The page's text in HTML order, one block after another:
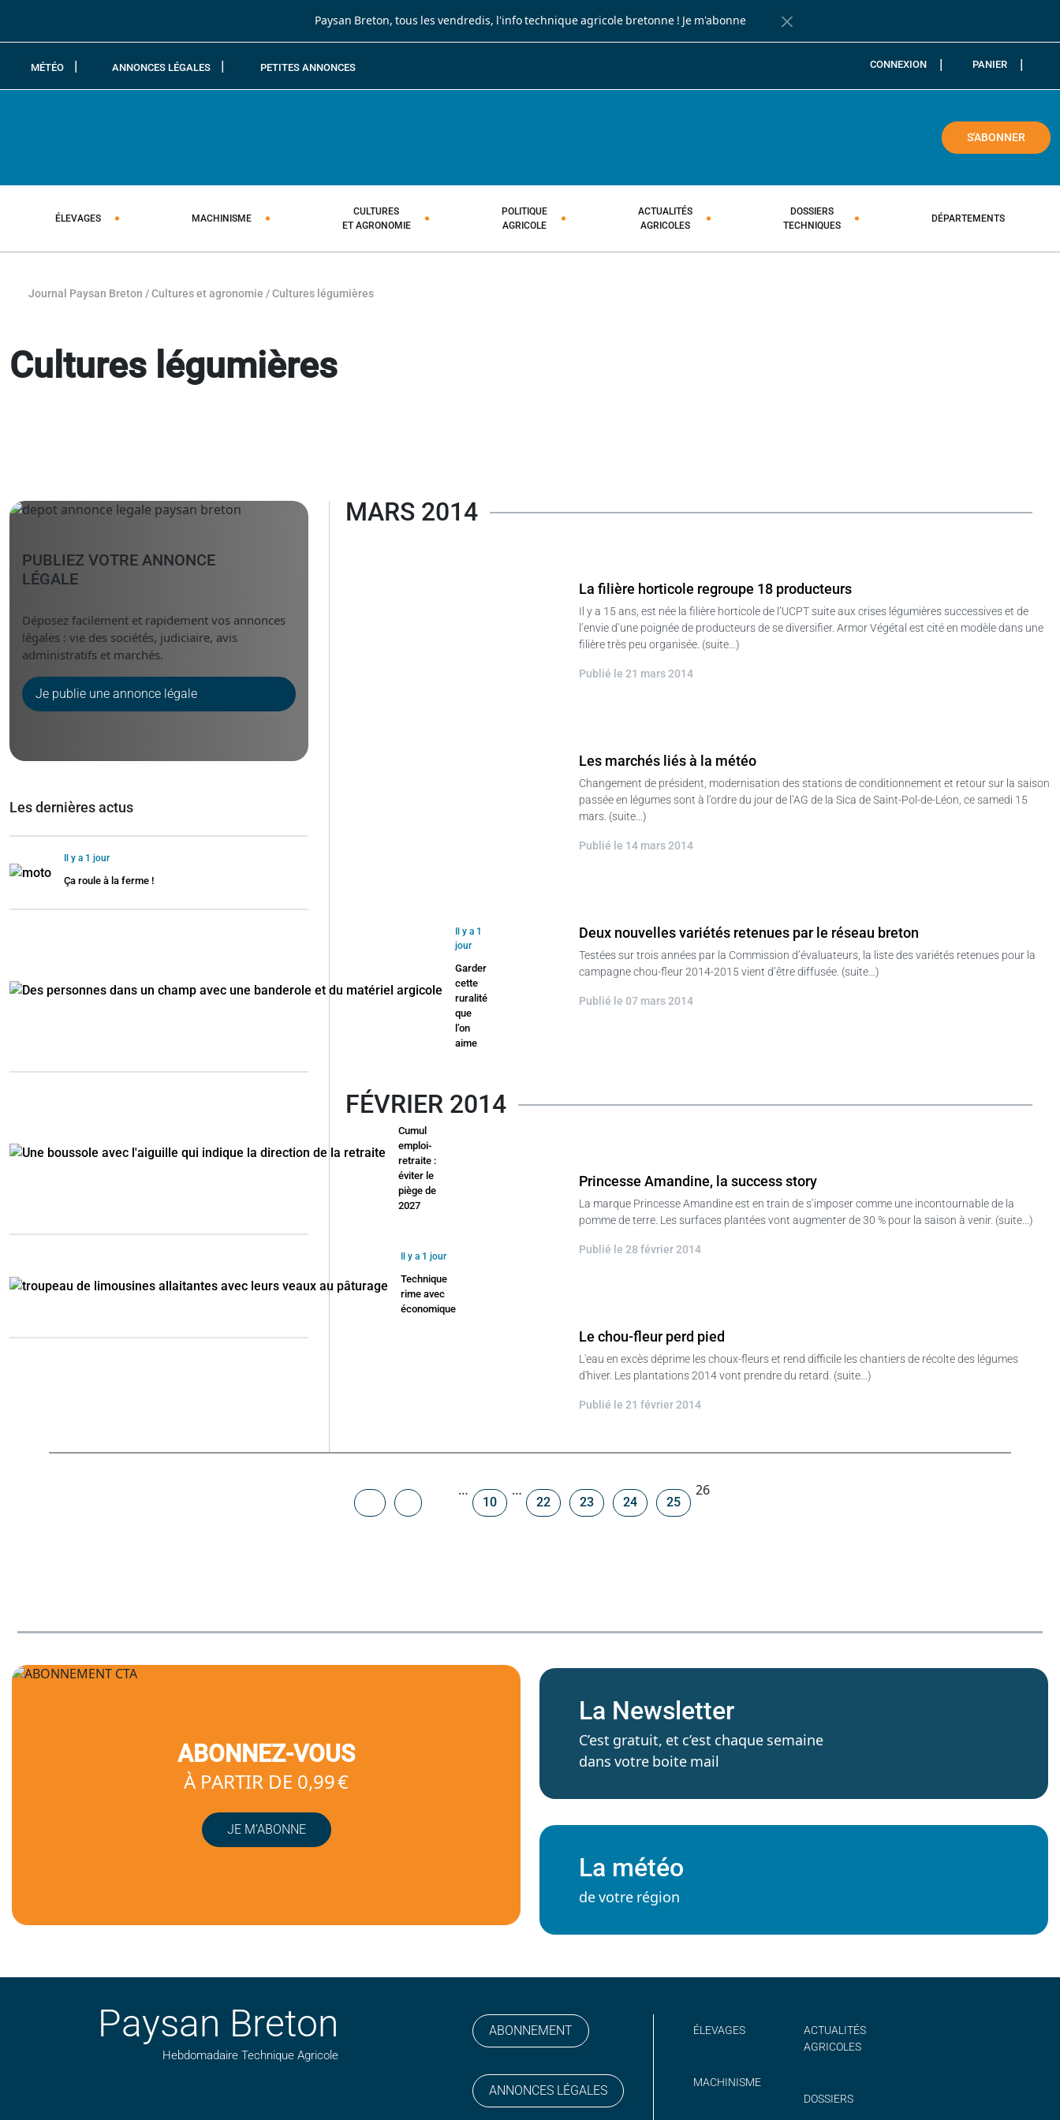
Paysan Breton, tous les vendredis, l'info technique agricole bretonne ! Je m'abonne
Fermer la barre de notification
MÉTÉO ANNONCES LÉGALES PETITES ANNONCES CONNEXION PANIER
S'ABONNER
ÉLEVAGES MACHINISME
CULTURES
ET AGRONOMIE
POLITIQUE
AGRICOLE
ACTUALITÉS
AGRICOLES
DOSSIERS
TECHNIQUES
DÉPARTEMENTS
Journal Paysan Breton /Cultures et agronomie /Cultures légumières
Cultures légumières
PUBLIEZ VOTRE ANNONCE
LÉGALE
Déposez facilement et rapidement vos annonces
légales : vie des sociétés, judiciaire, avis
administratifs et marchés.
Je publie une annonce légale
Les dernières actus
Il y a 1 jour
Ça roule à la ferme !
Il y a 1
jour
Garder
cette
ruralité
que
l’on
aime
Il y a 1
jour
Cumul
emploi-
retraite :
éviter le
piège de
2027
Il y a 1 jour
Technique
rime avec
économique
MARS 2014
La filière horticole regroupe 18 producteurs
Il y a 15 ans, est née la filière horticole de l’UCPT suite aux crises légumières successives et de
l’envie d’une poignée de producteurs de se diversifier. Armor Végétal est cité en modèle dans une
filière très peu organisée. (suite…)
Publié le 21 mars 2014
Les marchés liés à la météo
Changement de président, modernisation des stations de conditionnement et retour sur la saison
passée en légumes sont à l’ordre du jour de l’AG de la Sica de Saint-Pol-de-Léon, ce samedi 15
mars. (suite…)
Publié le 14 mars 2014
Deux nouvelles variétés retenues par le réseau breton
Testées sur trois années par la Commission d’évaluateurs, la liste des variétés retenues pour la
campagne chou-fleur 2014-2015 vient d’être diffusée. (suite…)
Publié le 07 mars 2014
FÉVRIER 2014
Princesse Amandine, la success story
La marque Princesse Amandine est en train de s’imposer comme une incontournable de la
pomme de terre. Les surfaces plantées vont augmenter de 30 % pour la saison à venir. (suite…)
Publié le 28 février 2014
Le chou-fleur perd pied
L'eau en excès déprime les choux-fleurs et rend difficile les chantiers de récolte des légumes
d'hiver. Les plantations 2014 vont prendre du retard. (suite…)
Publié le 21 février 2014
…
10
…
22 23 24 25
26
ABONNEZ-VOUS
À PARTIR DE 0,99 €
JE M’ABONNE
La Newsletter
C’est gratuit, et c’est chaque semaine
dans votre boite mail
La météo
de votre région
Paysan Breton
Hebdomadaire Technique Agricole
ABONNEMENT
ANNONCES LÉGALES
ÉLEVAGES
MACHINISME
ACTUALITÉS
AGRICOLES
DOSSIERS